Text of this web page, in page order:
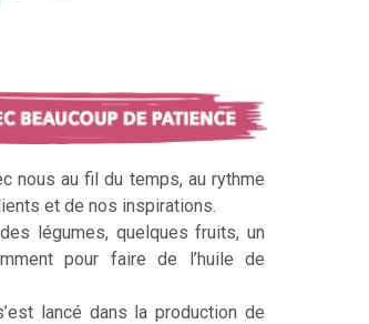
nous au fil du temps, au rythme
et de nos inspirations.
légumes, quelques fruits, un
pour faire de l’huile de
lancé dans la production de